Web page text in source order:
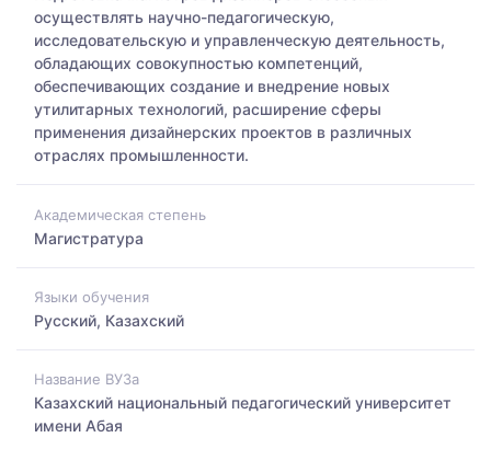
осуществлять научно-педагогическую,
исследовательскую и управленческую деятельность,
обладающих совокупностью компетенций,
обеспечивающих создание и внедрение новых
утилитарных технологий, расширение сферы
применения дизайнерских проектов в различных
отраслях промышленности.
Академическая степень
Магистратура
Языки обучения
Русский, Казахский
Название ВУЗа
Казахский национальный педагогический университет
имени Абая